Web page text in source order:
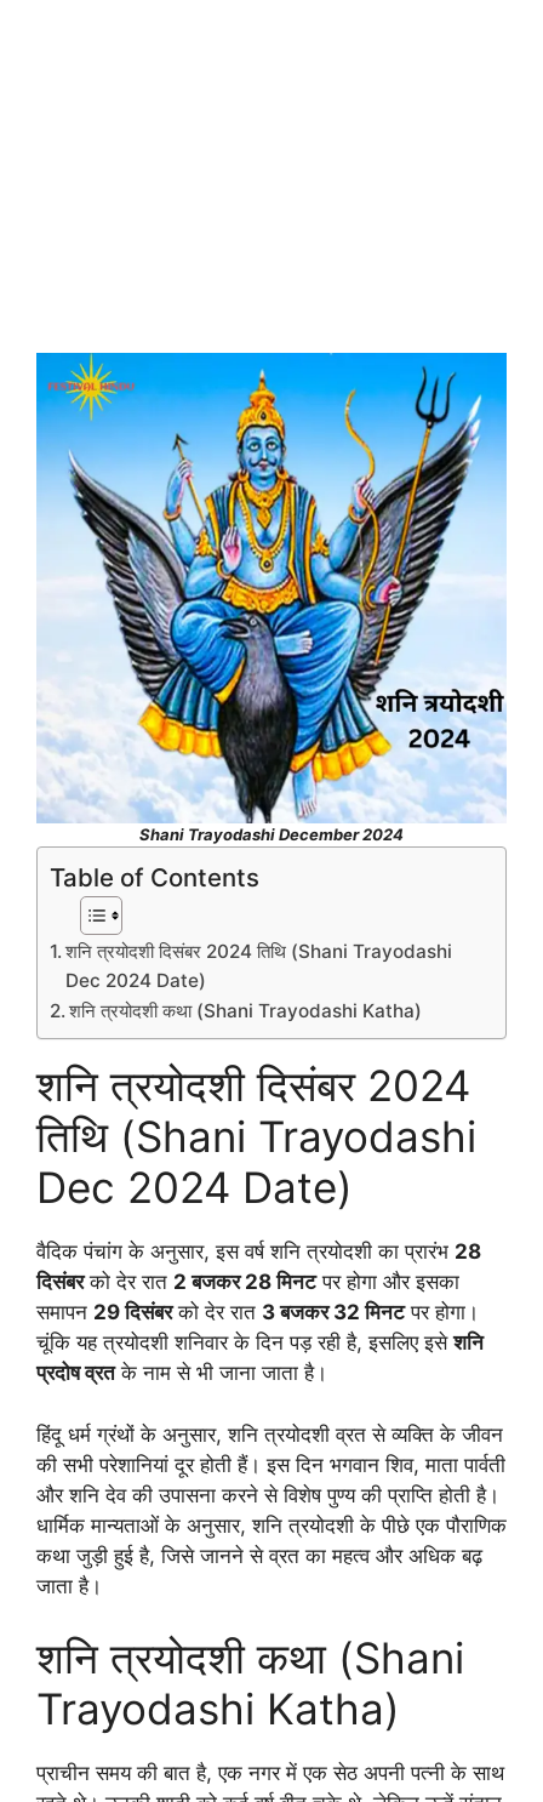
Shani Trayodashi December 2024
Table of Contents
शनि त्रयोदशी दिसंबर 2024 तिथि (Shani Trayodashi
Dec 2024 Date)
शनि त्रयोदशी कथा (Shani Trayodashi Katha)
शनि त्रयोदशी दिसंबर 2024
तिथि (Shani Trayodashi
Dec 2024 Date)
वैदिक पंचांग के अनुसार, इस वर्ष शनि त्रयोदशी का प्रारंभ 28
दिसंबरको देर रात 2 बजकर 28 मिनटपर होगा और इसका
समापन 29 दिसंबरको देर रात 3 बजकर 32 मिनटपर होगा।
चूंकि यह त्रयोदशी शनिवार के दिन पड़ रही है, इसलिए इसेशनि
प्रदोष व्रतके नाम से भी जाना जाता है।
हिंदू धर्म ग्रंथों के अनुसार, शनि त्रयोदशी व्रत से व्यक्ति के जीवन
की सभी परेशानियां दूर होती हैं। इस दिन भगवान शिव, माता पार्वती
और शनि देव की उपासना करने से विशेष पुण्य की प्राप्ति होती है।
धार्मिक मान्यताओं के अनुसार, शनि त्रयोदशी के पीछे एक पौराणिक
कथा जुड़ी हुई है, जिसे जानने से व्रत का महत्व और अधिक बढ़
जाता है।
शनि त्रयोदशी कथा (Shani
Trayodashi Katha)
प्राचीन समय की बात है, एक नगर में एक सेठ अपनी पत्नी के साथ